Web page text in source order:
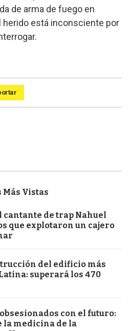
de arma de fuego en
herido está inconsciente por
Más Vistas
de trap Nahuel
que explotaron un cajero
del edificio más
superará los 470
con el futuro:
la medicina de la